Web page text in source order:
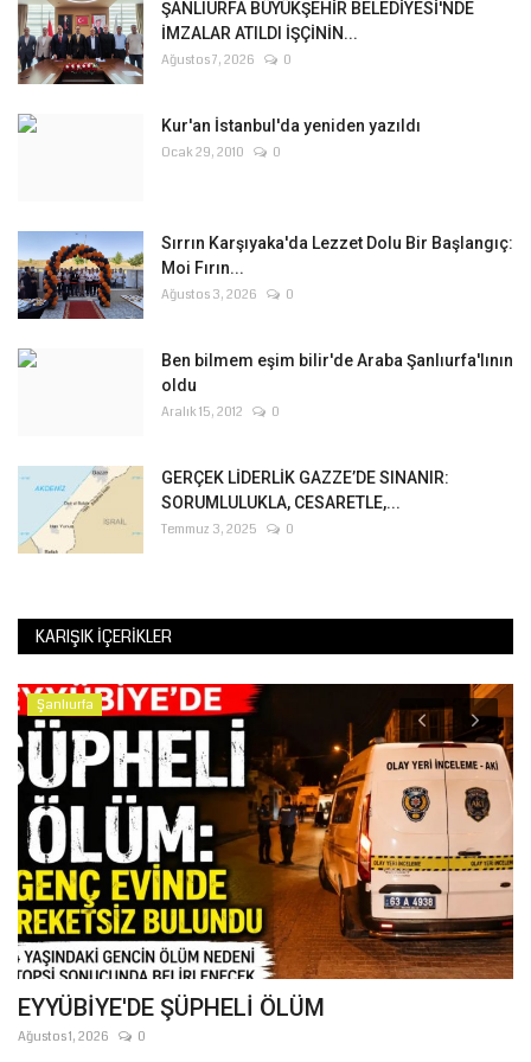
ŞANLIURFA BÜYÜKŞEHİR BELEDİYESİ'NDE
İMZALAR ATILDI İŞÇİNİN...
Ağustos 7, 2026 0
Kur'an İstanbul'da yeniden yazıldı
Ocak 29, 2010 0
Sırrın Karşıyaka'da Lezzet Dolu Bir Başlangıç:
Moi Fırın...
Ağustos 3, 2026 0
Ben bilmem eşim bilir'de Araba Şanlıurfa'lının
oldu
Aralık 15, 2012 0
GERÇEK LİDERLİK GAZZE’DE SINANIR:
SORUMLULUKLA, CESARETLE,...
Temmuz 3, 2025 0
KARIŞIK İÇERIKLER
Şanlıurfa
EYYÜBİYE'DE ŞÜPHELİ ÖLÜM
Ağustos 1, 2026 0